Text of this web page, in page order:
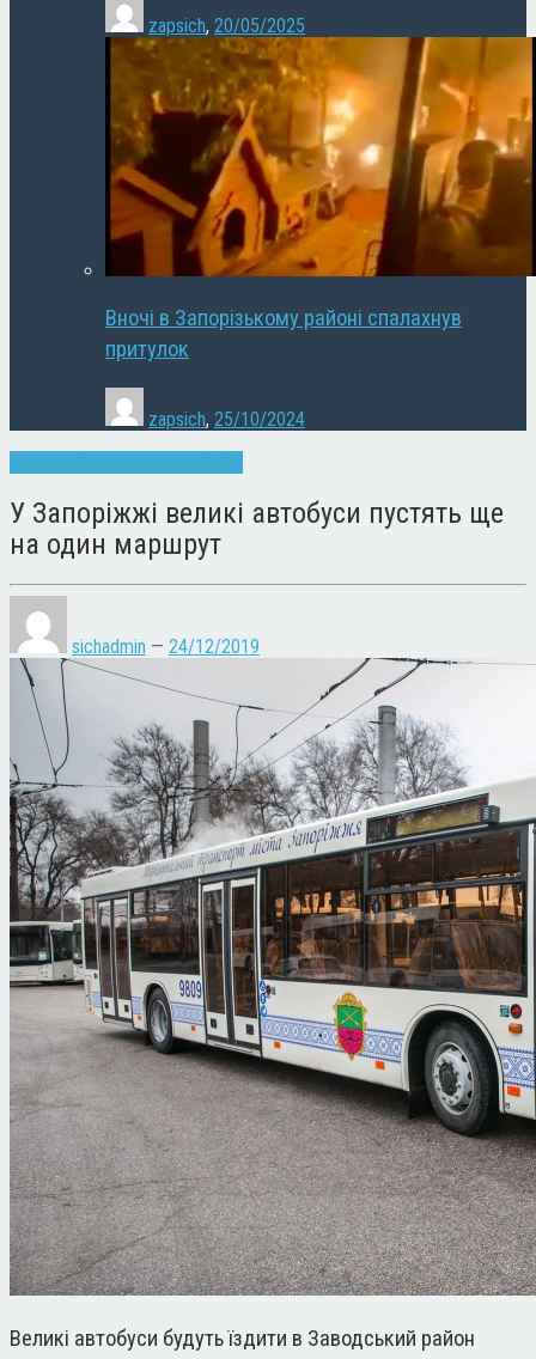
zapsich, 20/05/2025
Вночі в Запорізькому районі спалахнув
притулок
zapsich, 25/10/2024
У Запоріжжі великі автобуси пустять ще
на один маршрут
sichadmin — 24/12/2019
Великі автобуси будуть їздити в Заводський район